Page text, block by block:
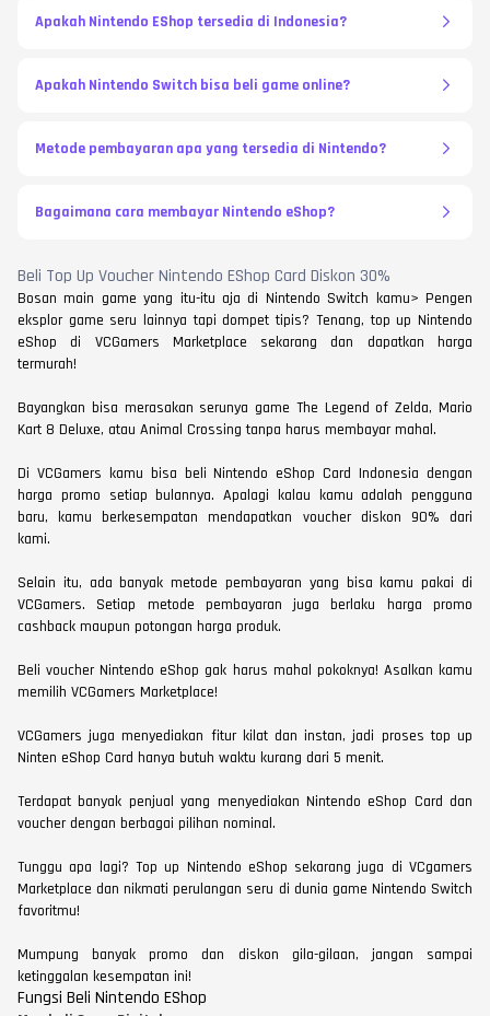
Apakah Nintendo EShop tersedia di Indonesia?
Apakah Nintendo Switch bisa beli game online?
Metode pembayaran apa yang tersedia di Nintendo?
Bagaimana cara membayar Nintendo eShop?
Beli Top Up Voucher Nintendo EShop Card Diskon 30%
Bosan main game yang itu-itu aja di Nintendo Switch kamu> Pengen
eksplor game seru lainnya tapi dompet tipis? Tenang, top up Nintendo
eShop di VCGamers Marketplace sekarang dan dapatkan harga
termurah!
Bayangkan bisa merasakan serunya game The Legend of Zelda, Mario
Kart 8 Deluxe, atau Animal Crossing tanpa harus membayar mahal.
Di VCGamers kamu bisa beli Nintendo eShop Card Indonesia dengan
harga promo setiap bulannya. Apalagi kalau kamu adalah pengguna
baru, kamu berkesempatan mendapatkan voucher diskon 90% dari
kami.
Selain itu, ada banyak metode pembayaran yang bisa kamu pakai di
VCGamers. Setiap metode pembayaran juga berlaku harga promo
cashback maupun potongan harga produk.
Beli voucher Nintendo eShop gak harus mahal pokoknya! Asalkan kamu
memilih VCGamers Marketplace!
VCGamers juga menyediakan fitur kilat dan instan, jadi proses top up
Ninten eShop Card hanya butuh waktu kurang dari 5 menit.
Terdapat banyak penjual yang menyediakan Nintendo eShop Card dan
voucher dengan berbagai pilihan nominal.
Tunggu apa lagi? Top up Nintendo eShop sekarang juga di VCgamers
Marketplace dan nikmati perulangan seru di dunia game Nintendo Switch
favoritmu!
Mumpung banyak promo dan diskon gila-gilaan, jangan sampai
ketinggalan kesempatan ini!
Fungsi Beli Nintendo EShop